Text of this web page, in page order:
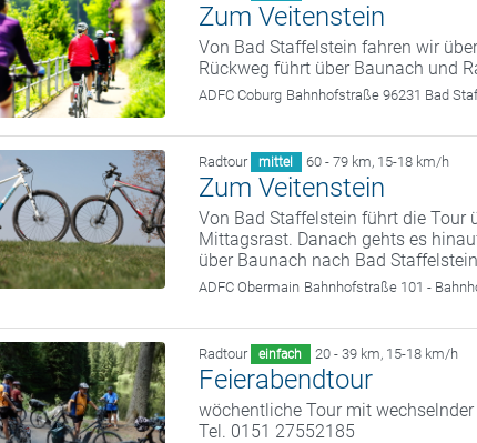
Zum Veitenstein
Von Bad Staffelstein fahren wir
Rückweg führt über Baunach und
ADFC Coburg Bahnhofstraße 96231 Bad
Radtour mittel 60 - 79 km, 15-18 km/h
Zum Veitenstein
Von Bad Staffelstein führt die Tour
Mittagsrast. Danach gehts es
über Baunach nach Bad Staffelstein
ADFC Obermain Bahnhofstraße 101 -
Radtour einfach 20 - 39 km, 15-18 km/h
Feierabendtour
wöchentliche Tour mit
Tel. 0151 27552185